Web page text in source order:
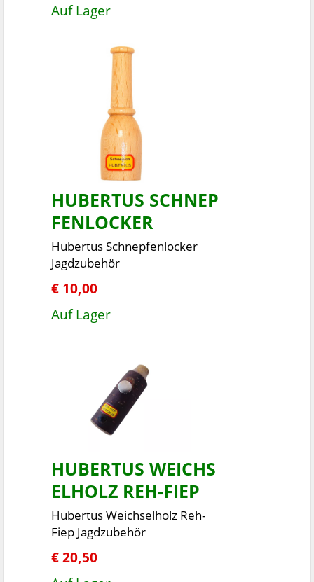
Auf Lager
HUBERTUS SCHNEP
FENLOCKER
Hubertus Schnepfenlocker
Jagdzubehör
€ 10,00
Auf Lager
HUBERTUS WEICHS
ELHOLZ REH-FIEP
Hubertus Weichselholz Reh-
Fiep Jagdzubehör
€ 20,50